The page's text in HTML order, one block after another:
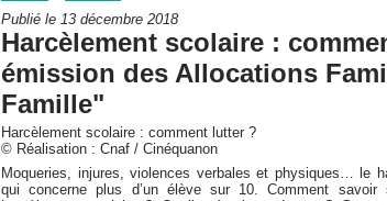
Publié le 13 décembre 2018
Harcèlement scolaire :
émission des Allocations
Famille"
Harcèlement scolaire : comment lutter ?
© Réalisation : Cnaf / Cinéquanon
Moqueries, injures, violences verbales et physiques… le
qui concerne plus d’un élève sur 10. Comment